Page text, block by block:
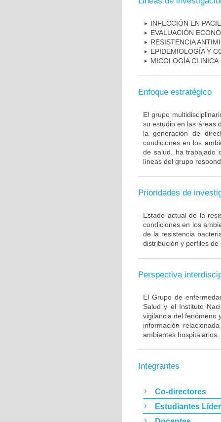
INFECCIÓN EN
EVALUACIÓN
RESISTENCIA
EPIDEMIOLOGÍA Y
MICOLOGÍA CLINICA
Enfoque estratégico
El grupo
su estudio en las áreas
la generación de
condiciones en los
de salud. ha trabajado
líneas del grupo
Prioridades de
Estado actual de la
condiciones en los
de la resistencia
distribución y perfiles de
Perspectiva
El Grupo de
Salud y el Instituto
vigilancia del fenómeno
información
ambientes hospitalarios.
Integrantes
Co-directores
Estudiantes